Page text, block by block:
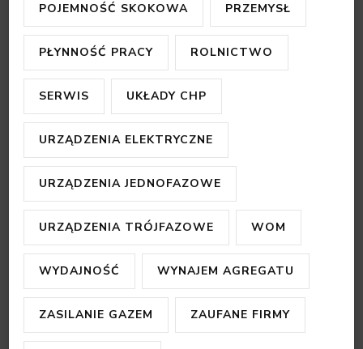
POJEMNOŚĆ SKOKOWA PRZEMYSŁ
PŁYNNOŚĆ PRACY ROLNICTWO
SERWIS UKŁADY CHP
URZĄDZENIA ELEKTRYCZNE
URZĄDZENIA JEDNOFAZOWE
URZĄDZENIA TRÓJFAZOWE WOM
WYDAJNOŚĆ WYNAJEM AGREGATU
ZASILANIE GAZEM ZAUFANE FIRMY